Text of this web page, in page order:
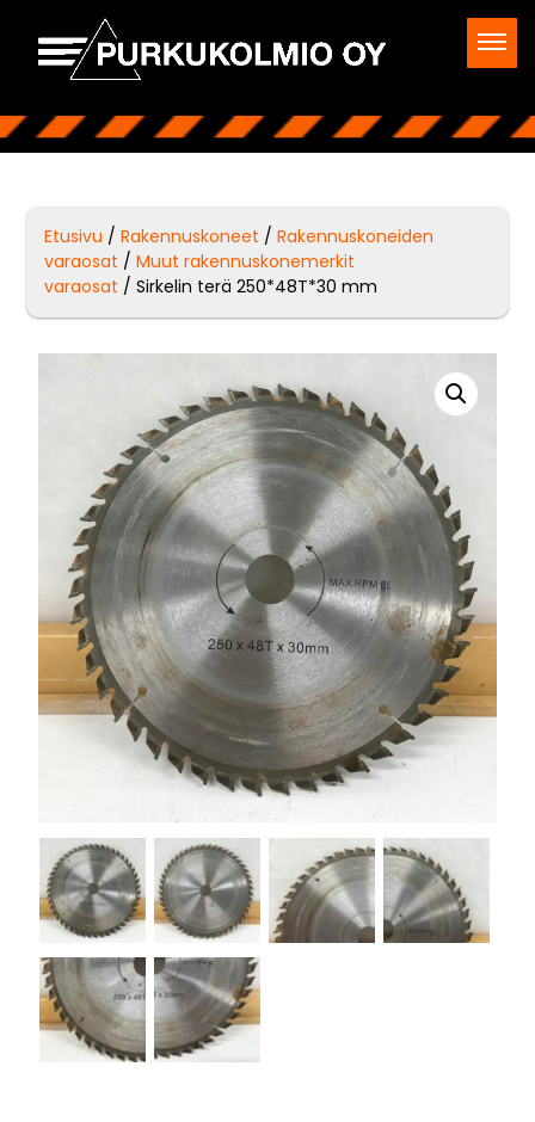
Etusivu /Rakennuskoneet /Rakennuskoneiden
varaosat /Muut rakennuskonemerkit
varaosat / Sirkelin terä 250*48T*30 mm